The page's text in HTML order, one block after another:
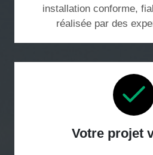
installation conforme,
réalisée par des
Votre projet